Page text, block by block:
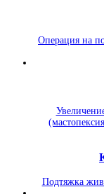
Операция на
Подтяжка